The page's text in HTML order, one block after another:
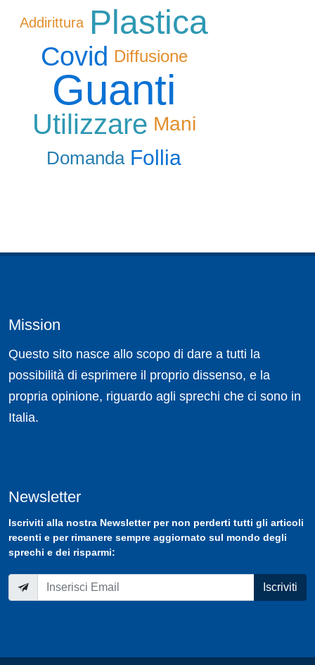
Addirittura Plastica
Covid Diffusione
Guanti
Utilizzare Mani
Domanda Follia
Mission
Questo sito nasce allo scopo di dare a tutti la
possibilità di esprimere il proprio dissenso, e la
propria opinione, riguardo agli sprechi che ci sono in
Italia.
Newsletter
Iscriviti alla nostra Newsletterper non perderti tutti gli articoli
recenti e per rimanere sempre aggiornato sul mondo degli
sprechi e dei risparmi:
Iscriviti